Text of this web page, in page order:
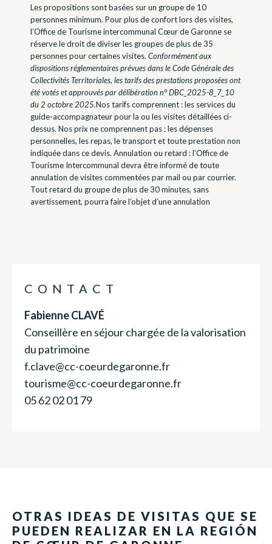
Les propositions sont basées sur un groupe de 10
personnes minimum. Pour plus de confort lors des visites,
l’Office de Tourisme intercommunal Cœur de Garonne se
réserve le droit de diviser les groupes de plus de 35
personnes pour certaines visites. Conformément aux
dispositions réglementaires prévues dans le Code Générale des
Collectivités Territoriales, les tarifs des prestations proposées ont
été votés et approuvés par délibération n° DBC_2025-8_7_10
du 2 octobre 2025.Nos tarifs comprennent : les services du
guide-accompagnateur pour la ou les visites détaillées ci-
dessus. Nos prix ne comprennent pas : les dépenses
personnelles, les repas, le transport et toute prestation non
indiquée dans ce devis. Annulation ou retard : l’Office de
Tourisme Intercommunal devra être informé de toute
annulation de visites commentées par mail ou par courrier.
Tout retard du groupe de plus de 30 minutes, sans
avertissement, pourra faire l’objet d’une annulation
CONTACT
Fabienne CLAVÉ
Conseillère en séjour chargée de la valorisation
du patrimoine
f.clave@cc-coeurdegaronne.fr
tourisme@cc-coeurdegaronne.fr
05 62 02 01 79
OTRAS IDEAS DE VISITAS QUE SE
PUEDEN REALIZAR EN LA REGIÓN